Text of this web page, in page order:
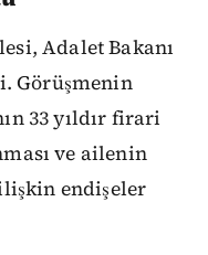
Adalet Bakanı
Görüşmenin
33 yıldır firari
ve ailenin
endişeler